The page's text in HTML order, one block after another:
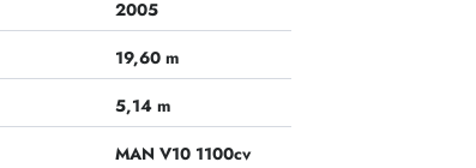
2005
19,60 m
5,14 m
MAN V10 1100cv